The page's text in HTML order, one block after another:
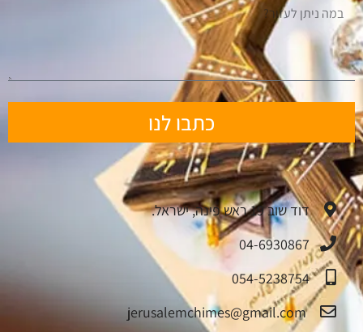
כתבו לנו
דוד שוב 19 ראש פינה, ישראל.
04-6930867
054-5238754
jerusalemchimes@gmail.com‏